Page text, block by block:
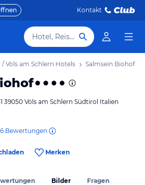
Kontakt
Hotel, Reiseziel
/ Völs am Schlern Hotels Salmsein Biohof
39050 Völs am Schlern Südtirol Italien
Bewertungen
Merken
Bilder Fragen